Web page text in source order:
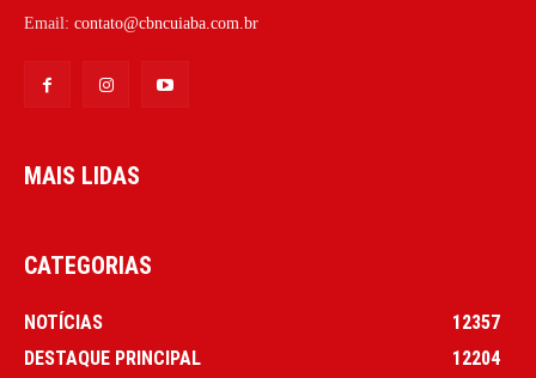
Email: contato@cbncuiaba.com.br
MAIS LIDAS
CATEGORIAS
NOTÍCIAS
12357
DESTAQUE PRINCIPAL
12204